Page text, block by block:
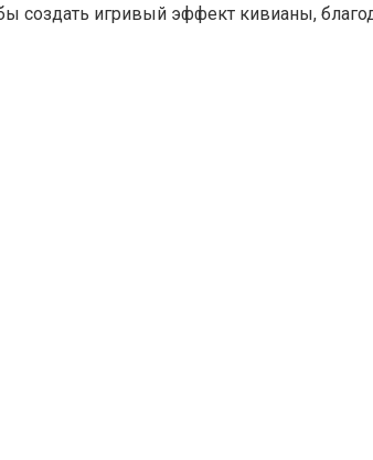
создать игривый эффект кивианы,